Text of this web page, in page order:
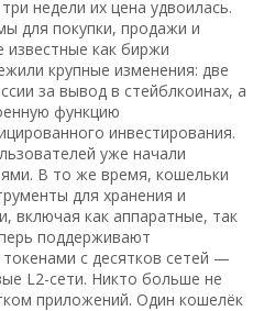
недели их цена удвоилась.
для покупки, продажи и
известные как биржи
крупные изменения: две
за вывод в стейблкоинах, а
функцию
инвестирования.
уже начали
В то же время, кошельки
для хранения и
включая как аппаратные, так
поддерживают
с десятков сетей —
L2-сети. Никто больше не
приложений. Один кошелёк